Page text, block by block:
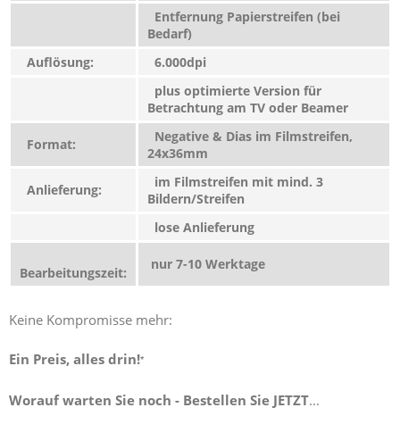
Entfernung Papierstreifen (bei
Bedarf)
Auflösung:
6.000dpi
plus optimierte Version für
Betrachtung am TV oder Beamer
Format:
Negative & Dias im Filmstreifen,
24x36mm
Anlieferung:
im Filmstreifen mit mind. 3
Bildern/Streifen
lose Anlieferung
Bearbeitungszeit:
nur 7-10 Werktage
Keine Kompromisse mehr:
Ein Preis, alles drin!*
Worauf warten Sie noch - Bestellen Sie JETZT...